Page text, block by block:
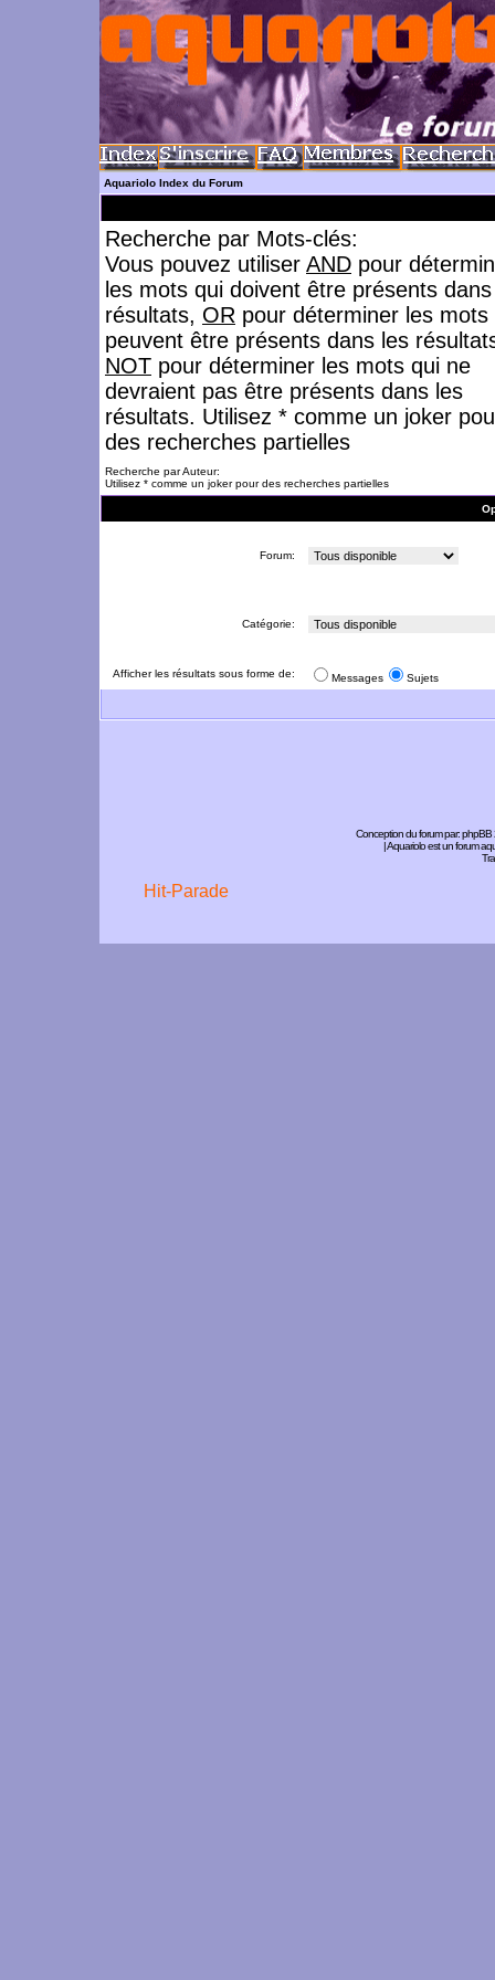
Aquariolo Index du Forum
Recherche par Mots-clés:
Vous pouvez utiliser AND pour
les mots qui doivent être présents
résultats, OR pour déterminer les mots
peuvent être présents dans les
NOT pour déterminer les mots qui ne
devraient pas être présents dans les
résultats. Utilisez * comme un joker
des recherches partielles
Recherche par Auteur:
Utilisez * comme un joker pour des recherches partielles
Forum:
Catégorie:
Afficher les résultats sous forme de: Messages Sujets
Conception du forum par:phpBB
| Aquariolo est un forum